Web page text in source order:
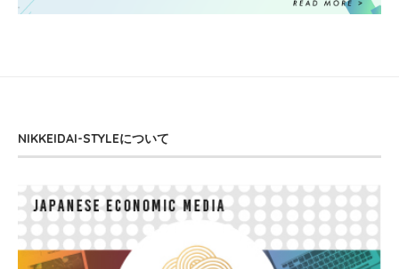
NIKKEIDAI-STYLEについて